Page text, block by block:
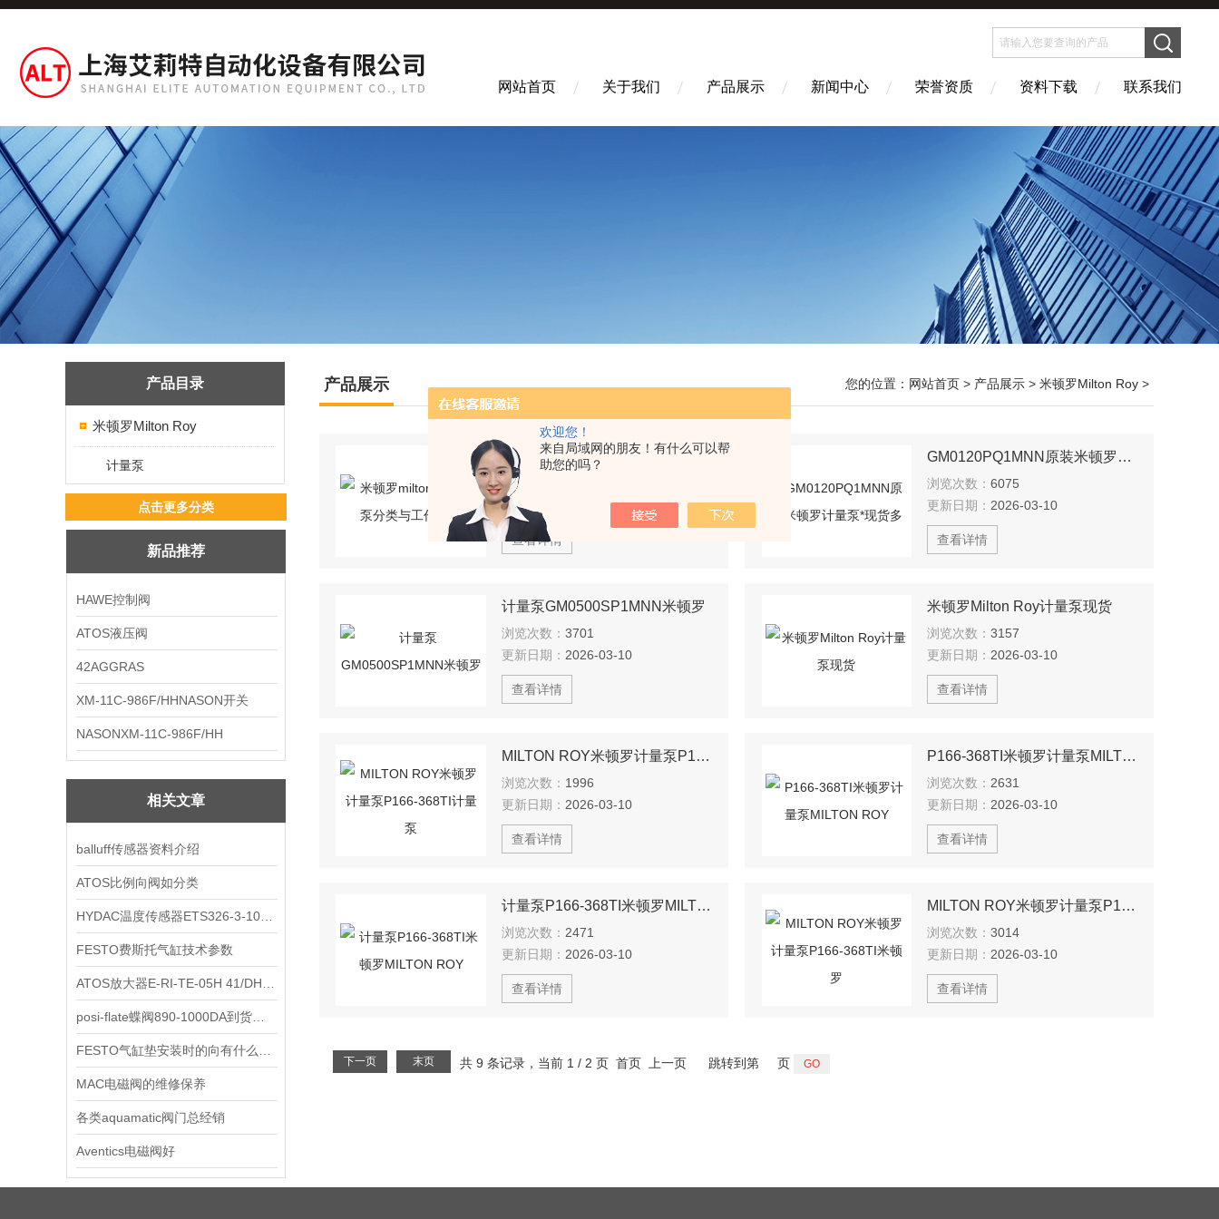
欢迎您！
来自局域网的朋友！有什么可以帮
助您的吗？
网站首页 关于我们 产品展示 新闻中心 荣誉资质 资料下载 联系我们
产品目录
米顿罗Milton Roy
计量泵
点击更多分类
新品推荐
HAWE控制阀
ATOS液压阀
42AGGRAS
XM-11C-986F/HHNASON开关
NASONXM-11C-986F/HH
相关文章
balluff传感器资料介绍
ATOS比例向阀如分类
FESTO费斯托气缸技术参数
MAC电磁阀的维修保养
各类aquamatic阀门总经销
Aventics电磁阀好
产品展示 您的位置： 网站首页 > 产品展示 > 米顿罗Milton Roy >
米顿罗miltonroy计量泵分类与工作原理
浏览次数：
更新日期：
2026-03-10
查看详情
GM0120PQ1MNN原装米顿罗计量泵*现货多
浏览次数： 6075
更新日期： 2026-03-10
查看详情
计量泵GM0500SP1MNN米顿罗
浏览次数： 3701
更新日期： 2026-03-10
查看详情
米顿罗Milton Roy计量泵现货
浏览次数： 3157
更新日期： 2026-03-10
查看详情
MILTON ROY米顿罗计量泵P166-368TI计量泵
浏览次数： 1996
更新日期： 2026-03-10
查看详情
P166-368TI米顿罗计量泵MILTON ROY
浏览次数： 2631
更新日期： 2026-03-10
查看详情
计量泵P166-368TI米顿罗MILTON ROY
浏览次数： 2471
更新日期： 2026-03-10
查看详情
MILTON ROY米顿罗计量泵P166-368TI米顿罗
浏览次数： 3014
更新日期： 2026-03-10
查看详情
共 9 条记录，当前 1 / 2 页 首页 上一页
下一页 末页 跳转到第 页